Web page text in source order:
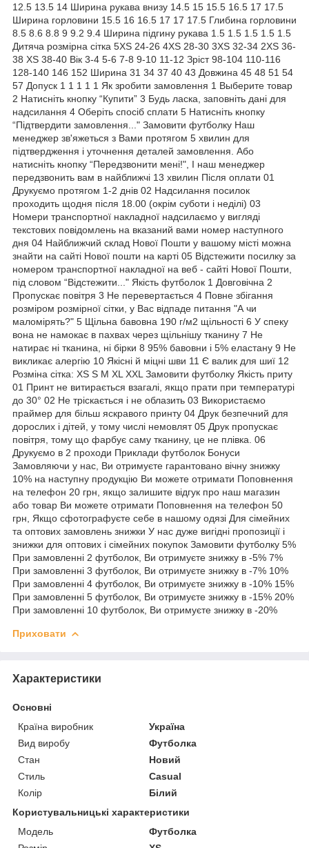
12.5 13.5 14 Ширина рукава внизу 14.5 15 15.5 16.5 17 17.5
Ширина горловини 15.5 16 16.5 17 17 17.5 Глибина горловини
8.5 8.6 8.8 9 9.2 9.4 Ширина підгину рукава 1.5 1.5 1.5 1.5 1.5
Дитяча розмірна сітка 5XS 24-26 4XS 28-30 3XS 32-34 2XS 36-
38 XS 38-40 Вік 3-4 5-6 7-8 9-10 11-12 Зріст 98-104 110-116
128-140 146 152 Ширина 31 34 37 40 43 Довжина 45 48 51 54
57 Допуск 1 1 1 1 1 Як зробити замовлення 1 Выберите товар
2 Натисніть кнопку “Купити” 3 Будь ласка, заповніть дані для
надсилання 4 Оберіть спосіб сплати 5 Натисніть кнопку
“Підтвердити замовлення..." Замовити футболку Наш
менеджер зв'яжеться з Вами протягом 5 хвилин для
підтвердження і уточнення деталей замовлення. Або
натисніть кнопку “Передзвонити мені!", І наш менеджер
передзвонить вам в найближчі 13 хвилин Після оплати 01
Друкуємо протягом 1-2 днів 02 Надсилання посилок
проходить щодня після 18.00 (окрім суботи і неділі) 03
Номери транспортної накладної надсилаємо у вигляді
текстових повідомлень на вказаний вами номер наступного
дня 04 Найближчий склад Нової Пошти у вашому місті можна
знайти на сайті Нової пошти на карті 05 Відстежити посилку за
номером транспортної накладної на веб - сайті Нової Пошти,
під словом “Відстежити..." Якість футболок 1 Довговічна 2
Пропускає повітря 3 Не перевертається 4 Повне збігання
розміром розмірної сітки, у Вас відпаде питання "А чи
маломірять?" 5 Щільна бавовна 190 г/м2 щільності 6 У спеку
вона не намокає в пахвах через щільнішу тканину 7 Не
натирає ні тканина, ні бірки 8 95% бавовни і 5% еластану 9 Не
викликає алергію 10 Якісні й міцні шви 11 Є валик для шиї 12
Розміна сітка: XS S M XL XXL Замовити футболку Якість приту
01 Принт не витирається взагалі, якщо прати при температурі
до 30° 02 Не тріскається і не облазить 03 Використаємо
праймер для більш яскравого принту 04 Друк безпечний для
дорослих і дітей, у тому числі немовлят 05 Друк пропускає
повітря, тому що фарбує саму тканину, це не плівка. 06
Друкуємо в 2 проходи Приклади футболок Бонуси
Замовляючи у нас, Ви отримуєте гарантовано вічну знижку
10% на наступну продукцію Ви можете отримати Поповнення
на телефон 20 грн, якщо залишите відгук про наш магазин
або товар Ви можете отримати Поповнення на телефон 50
грн, Якщо сфотографуєте себе в нашому одязі Для сімейних
та оптових замовлень знижки У нас дуже вигідні пропозиції і
знижки для оптових і сімейних покупок Замовити футболку 5%
При замовленні 2 футболок, Ви отримуєте знижку в -5% 7%
При замовленні 3 футболок, Ви отримуєте знижку в -7% 10%
При замовленні 4 футболок, Ви отримуєте знижку в -10% 15%
При замовленні 5 футболок, Ви отримуєте знижку в -15% 20%
При замовленні 10 футболок, Ви отримуєте знижку в -20%
Приховати
Характеристики
Основні
Країна виробник
Україна
Вид виробу
Футболка
Стан
Новий
Стиль
Casual
Колір
Білий
Користувальницькі характеристики
Мoдель
Футболка